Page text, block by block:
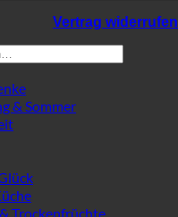
Vertrag widerrufen
& Sommer
Trockenfrüchte